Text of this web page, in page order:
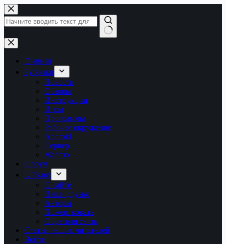
Перейти
к
сути
Ничего
не
найденоГлавная
Рубрики
Новости
Обзоры
Инструкции
Игры
Программы
Рабочее окружение
Android
Сервер
Железо
Форум
LTB.net
О сайте
Наши друзья
Авторы
Пожертвовать
Обратная связь
Статьи наших читателей
Войти